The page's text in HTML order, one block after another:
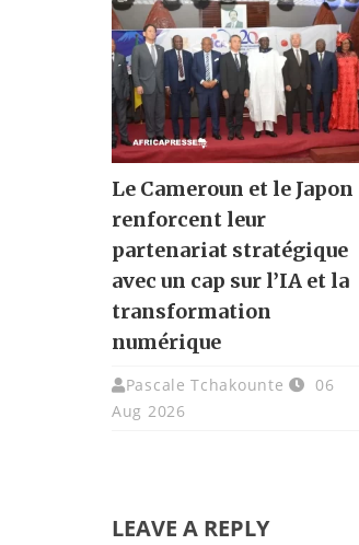
Le Cameroun et le Japon
renforcent leur
partenariat stratégique
avec un cap sur l’IA et la
transformation
numérique
Pascale Tchakounte
06
Aug 2026
LEAVE A REPLY